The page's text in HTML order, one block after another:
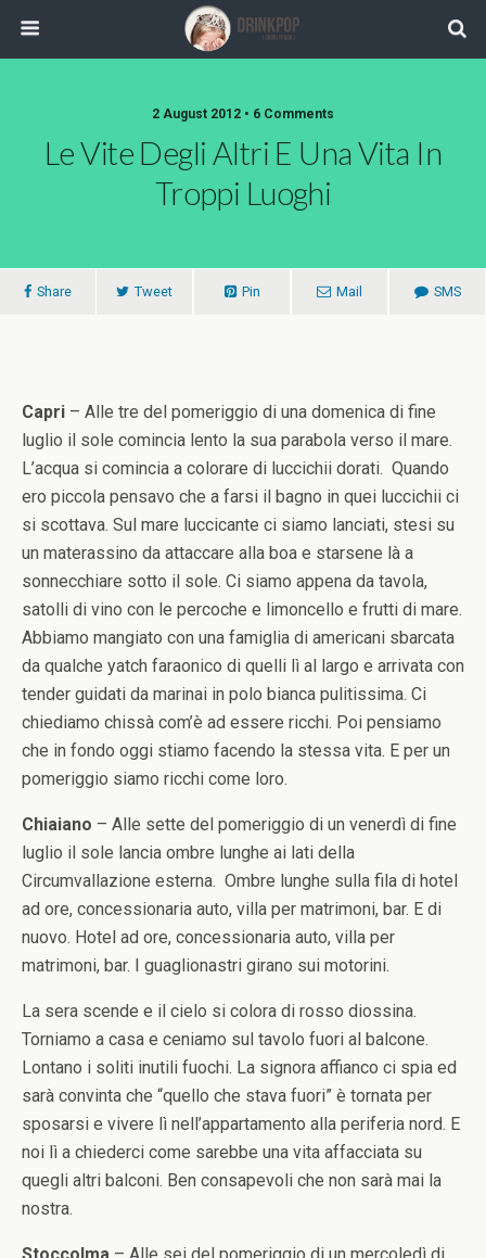
2 August 2012 • 6 Comments
Le Vite Degli Altri E Una Vita In
Troppi Luoghi
Share Tweet Pin Mail SMS
Capri – Alle tre del pomeriggio di una domenica di fine
luglio il sole comincia lento la sua parabola verso il mare.
L’acqua si comincia a colorare di luccichii dorati. Quando
ero piccola pensavo che a farsi il bagno in quei luccichii ci
si scottava. Sul mare luccicante ci siamo lanciati, stesi su
un materassino da attaccare alla boa e starsene là a
sonnecchiare sotto il sole. Ci siamo appena da tavola,
satolli di vino con le percoche e limoncello e frutti di mare.
Abbiamo mangiato con una famiglia di americani sbarcata
da qualche yatch faraonico di quelli lì al largo e arrivata con
tender guidati da marinai in polo bianca pulitissima. Ci
chiediamo chissà com’è ad essere ricchi. Poi pensiamo
che in fondo oggi stiamo facendo la stessa vita. E per un
pomeriggio siamo ricchi come loro.
Chiaiano – Alle sette del pomeriggio di un venerdì di fine
luglio il sole lancia ombre lunghe ai lati della
Circumvallazione esterna. Ombre lunghe sulla fila di hotel
ad ore, concessionaria auto, villa per matrimoni, bar. E di
nuovo. Hotel ad ore, concessionaria auto, villa per
matrimoni, bar. I guaglionastri girano sui motorini.
La sera scende e il cielo si colora di rosso diossina.
Torniamo a casa e ceniamo sul tavolo fuori al balcone.
Lontano i soliti inutili fuochi. La signora affianco ci spia ed
sarà convinta che “quello che stava fuori” è tornata per
sposarsi e vivere lì nell’appartamento alla periferia nord. E
noi lì a chiederci come sarebbe una vita affacciata su
quegli altri balconi. Ben consapevoli che non sarà mai la
nostra.